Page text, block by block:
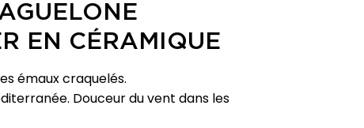
EN CÉRAMIQUE
émaux craquelés.
Douceur du vent dans les